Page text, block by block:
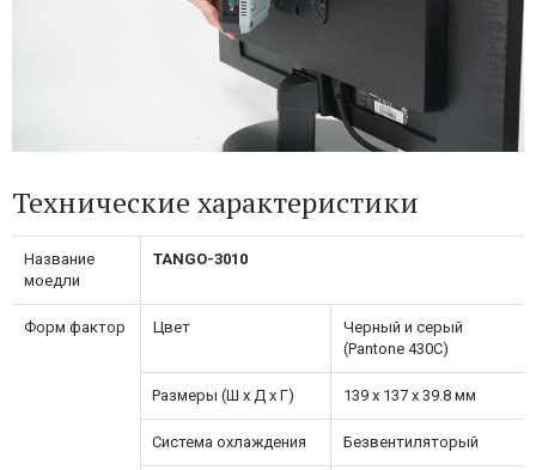
Технические характеристики
Название
моедли
TANGO-3010
Форм фактор Цвет
Черный и серый
(Pantone 430C)
Размеры (Ш х Д х Г) 139 x 137 x 39.8 мм
Система охлаждения Безвентиляторый